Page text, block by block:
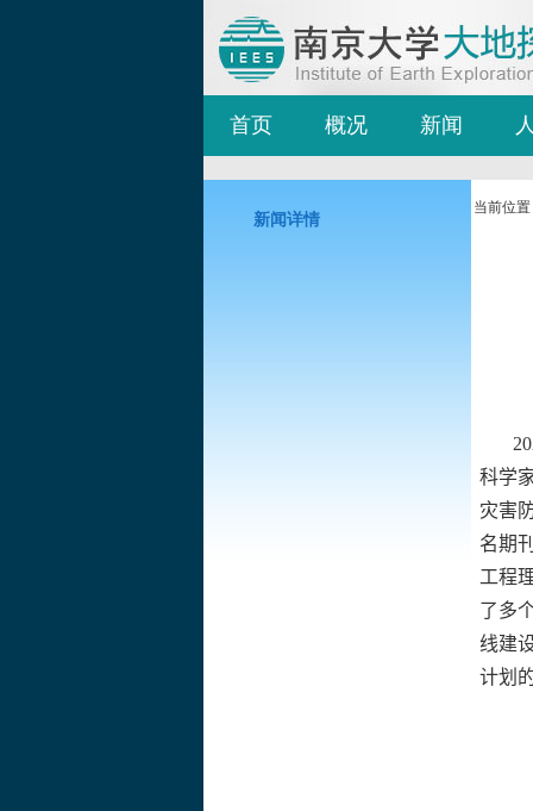
首页 概况 新闻
新闻详情
当前位
科学
灾害
名期
工程
了多
线建
计划